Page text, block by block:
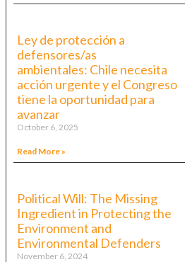
Ley de protección a
defensores/as
ambientales: Chile necesita
acción urgente y el Congreso
tiene la oportunidad para
avanzar
October 6, 2025
Read More »
Political Will: The Missing
Ingredient in Protecting the
Environment and
Environmental Defenders
November 6, 2024